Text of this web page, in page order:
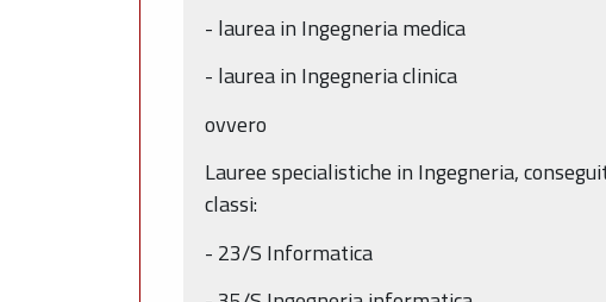
- laurea in Ingegneria medica
- laurea in Ingegneria clinica
ovvero
Lauree specialistiche in Ingegneria,
classi:
- 23/S Informatica